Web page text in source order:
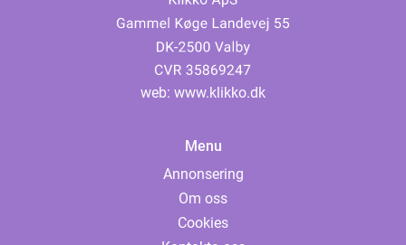
web: www.klikko.dk
Menu
Annonsering
Om oss
Cookies